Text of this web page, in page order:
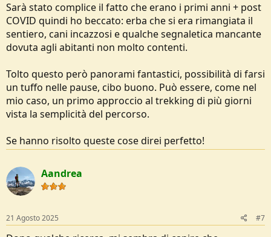
Sarà stato complice il fatto che erano i primi anni + post
COVID quindi ho beccato: erba che si era rimangiata il
sentiero, cani incazzosi e qualche segnaletica mancante
dovuta agli abitanti non molto contenti.
Tolto questo però panorami fantastici, possibilità di farsi
un tuffo nelle pause, cibo buono. Può essere, come nel
mio caso, un primo approccio al trekking di più giorni
vista la semplicità del percorso.
Se hanno risolto queste cose direi perfetto!
Aandrea
21 Agosto 2025 #7